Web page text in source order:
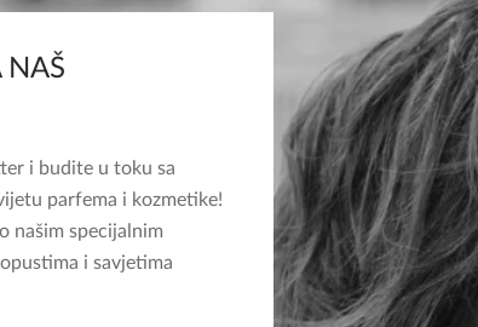
NAŠ
i budite u toku sa
parfema i kozmetike!
našim specijalnim
i savjetima